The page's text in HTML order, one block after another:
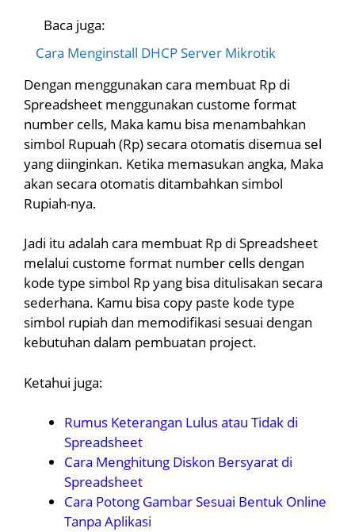
Baca juga:
Cara Menginstall DHCP Server Mikrotik
Dengan menggunakan cara membuat Rp di
Spreadsheet menggunakan custome format
number cells, Maka kamu bisa menambahkan
simbol Rupuah (Rp) secara otomatis disemua sel
yang diinginkan. Ketika memasukan angka, Maka
akan secara otomatis ditambahkan simbol
Rupiah-nya.
Jadi itu adalah cara membuat Rp di Spreadsheet
melalui custome format number cells dengan
kode type simbol Rp yang bisa ditulisakan secara
sederhana. Kamu bisa copy paste kode type
simbol rupiah dan memodifikasi sesuai dengan
kebutuhan dalam pembuatan project.
Ketahui juga:
Rumus Keterangan Lulus atau Tidak di
Spreadsheet
Cara Menghitung Diskon Bersyarat di
Spreadsheet
Cara Potong Gambar Sesuai Bentuk Online
Tanpa Aplikasi